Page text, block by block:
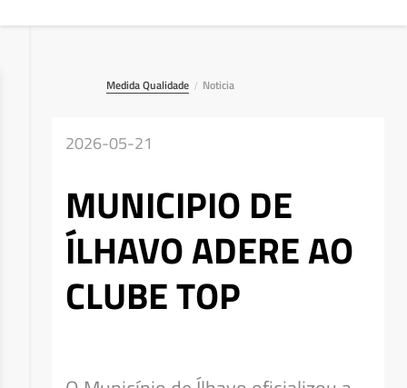
Medida Qualidade / Noticia
2026-05-21
MUNICIPIO DE
ÍLHAVO ADERE AO
CLUBE TOP
Deseja apagar o ficheiro?